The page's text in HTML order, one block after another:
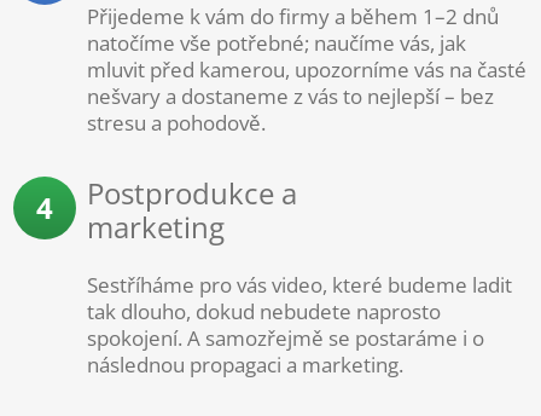
Přijedeme k vám do firmy a během 1–2 dnů
natočíme vše potřebné; naučíme vás, jak
mluvit před kamerou, upozorníme vás na časté
nešvary a dostaneme z vás to nejlepší – bez
stresu a pohodově.
4
Postprodukce a
marketing
Sestříháme pro vás video, které budeme ladit
tak dlouho, dokud nebudete naprosto
spokojení. A samozřejmě se postaráme i o
následnou propagaci a marketing.